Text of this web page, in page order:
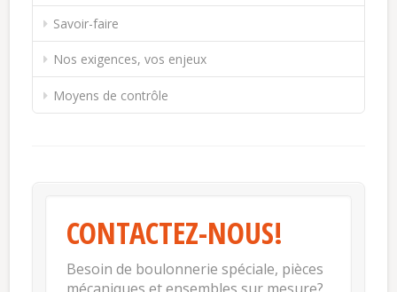
Savoir-faire
Nos exigences, vos enjeux
Moyens de contrôle
CONTACTEZ-NOUS!
Besoin de boulonnerie spéciale, pièces